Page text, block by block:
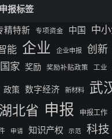
申报标签
精特新 专项资金 中国 中
能 企业 企业申报 创新
国家 奖励 奖励补贴政策 工业
政策 数字经济 新材料 武
湖北省 申报 申报工作
申请 知识产权 示范 科技